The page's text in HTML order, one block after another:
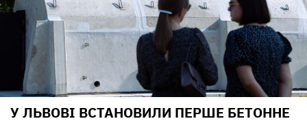
У ЛЬВОВІ ВСТАНОВИЛИ ПЕРШЕ БЕТОННЕ